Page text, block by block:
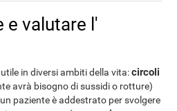
e valutare l'
in diversi ambiti della vita:circoli
avrà bisogno di sussidi o rotture)
paziente è addestrato per svolgere